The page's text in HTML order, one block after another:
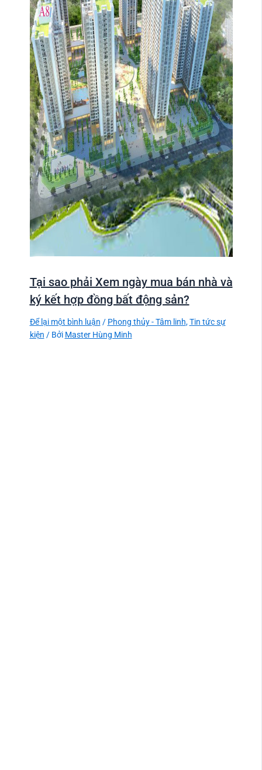
Tại sao phải Xem ngày mua bán nhà và
ký kết hợp đồng bất động sản?
Để lại một bình luận / Phong thủy - Tâm linh,Tin tức sự
kiện / Bởi Master Hùng Minh